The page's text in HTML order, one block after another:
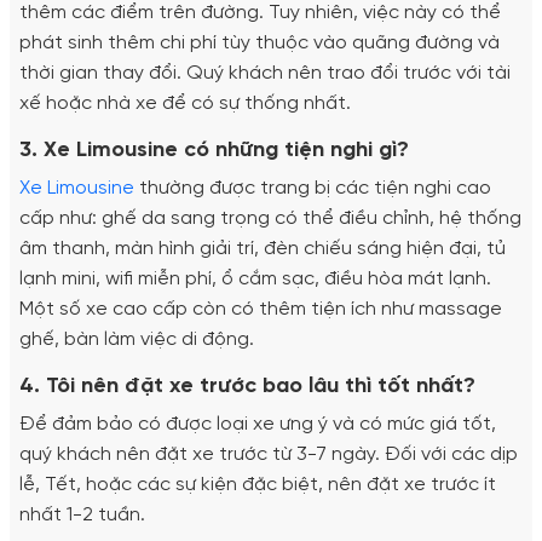
thêm các điểm trên đường. Tuy nhiên, việc này có thể
phát sinh thêm chi phí tùy thuộc vào quãng đường và
thời gian thay đổi. Quý khách nên trao đổi trước với tài
xế hoặc nhà xe để có sự thống nhất.
3. Xe Limousine có những tiện nghi gì?
Xe Limousine thường được trang bị các tiện nghi cao
cấp như: ghế da sang trọng có thể điều chỉnh, hệ thống
âm thanh, màn hình giải trí, đèn chiếu sáng hiện đại, tủ
lạnh mini, wifi miễn phí, ổ cắm sạc, điều hòa mát lạnh.
Một số xe cao cấp còn có thêm tiện ích như massage
ghế, bàn làm việc di động.
4. Tôi nên đặt xe trước bao lâu thì tốt nhất?
Để đảm bảo có được loại xe ưng ý và có mức giá tốt,
quý khách nên đặt xe trước từ 3-7 ngày. Đối với các dịp
lễ, Tết, hoặc các sự kiện đặc biệt, nên đặt xe trước ít
nhất 1-2 tuần.